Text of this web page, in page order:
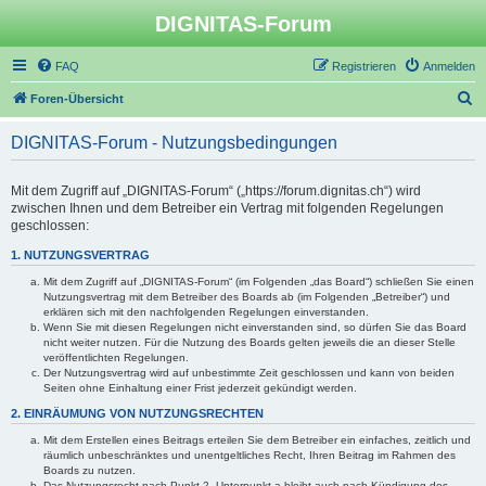
DIGNITAS-Forum
FAQ Anmelden
Registrieren
Foren-Übersicht
DIGNITAS-Forum - Nutzungsbedingungen
Mit dem Zugriff auf „DIGNITAS-Forum“ („https://forum.dignitas.ch“) wird
zwischen Ihnen und dem Betreiber ein Vertrag mit folgenden Regelungen
geschlossen:
1. NUTZUNGSVERTRAG
Mit dem Zugriff auf „DIGNITAS-Forum“ (im Folgenden „das Board“) schließen Sie einen
Nutzungsvertrag mit dem Betreiber des Boards ab (im Folgenden „Betreiber“) und
erklären sich mit den nachfolgenden Regelungen einverstanden.
Wenn Sie mit diesen Regelungen nicht einverstanden sind, so dürfen Sie das Board
nicht weiter nutzen. Für die Nutzung des Boards gelten jeweils die an dieser Stelle
veröffentlichten Regelungen.
Der Nutzungsvertrag wird auf unbestimmte Zeit geschlossen und kann von beiden
Seiten ohne Einhaltung einer Frist jederzeit gekündigt werden.
2. EINRÄUMUNG VON NUTZUNGSRECHTEN
Mit dem Erstellen eines Beitrags erteilen Sie dem Betreiber ein einfaches, zeitlich und
räumlich unbeschränktes und unentgeltliches Recht, Ihren Beitrag im Rahmen des
Boards zu nutzen.